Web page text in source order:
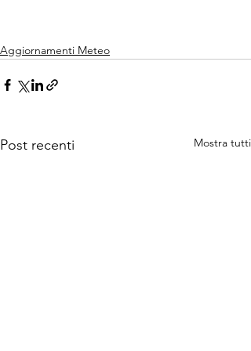
Aggiornamenti Meteo
Post recenti Mostra tutti